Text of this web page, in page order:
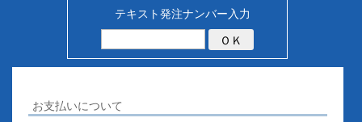
テキスト発注ナンバー入力
お支払いについて